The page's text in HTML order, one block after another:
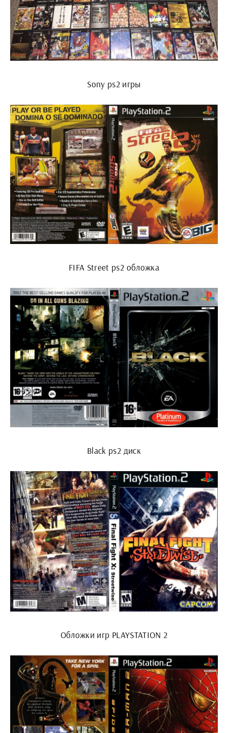
Sony ps2 игры
FIFA Street ps2 обложка
Black ps2 диск
Обложки игр PLAYSTATION 2